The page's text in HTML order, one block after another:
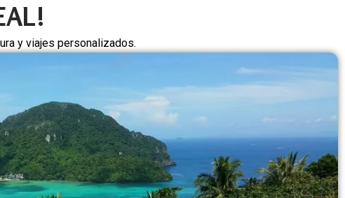
y viajes personalizados.